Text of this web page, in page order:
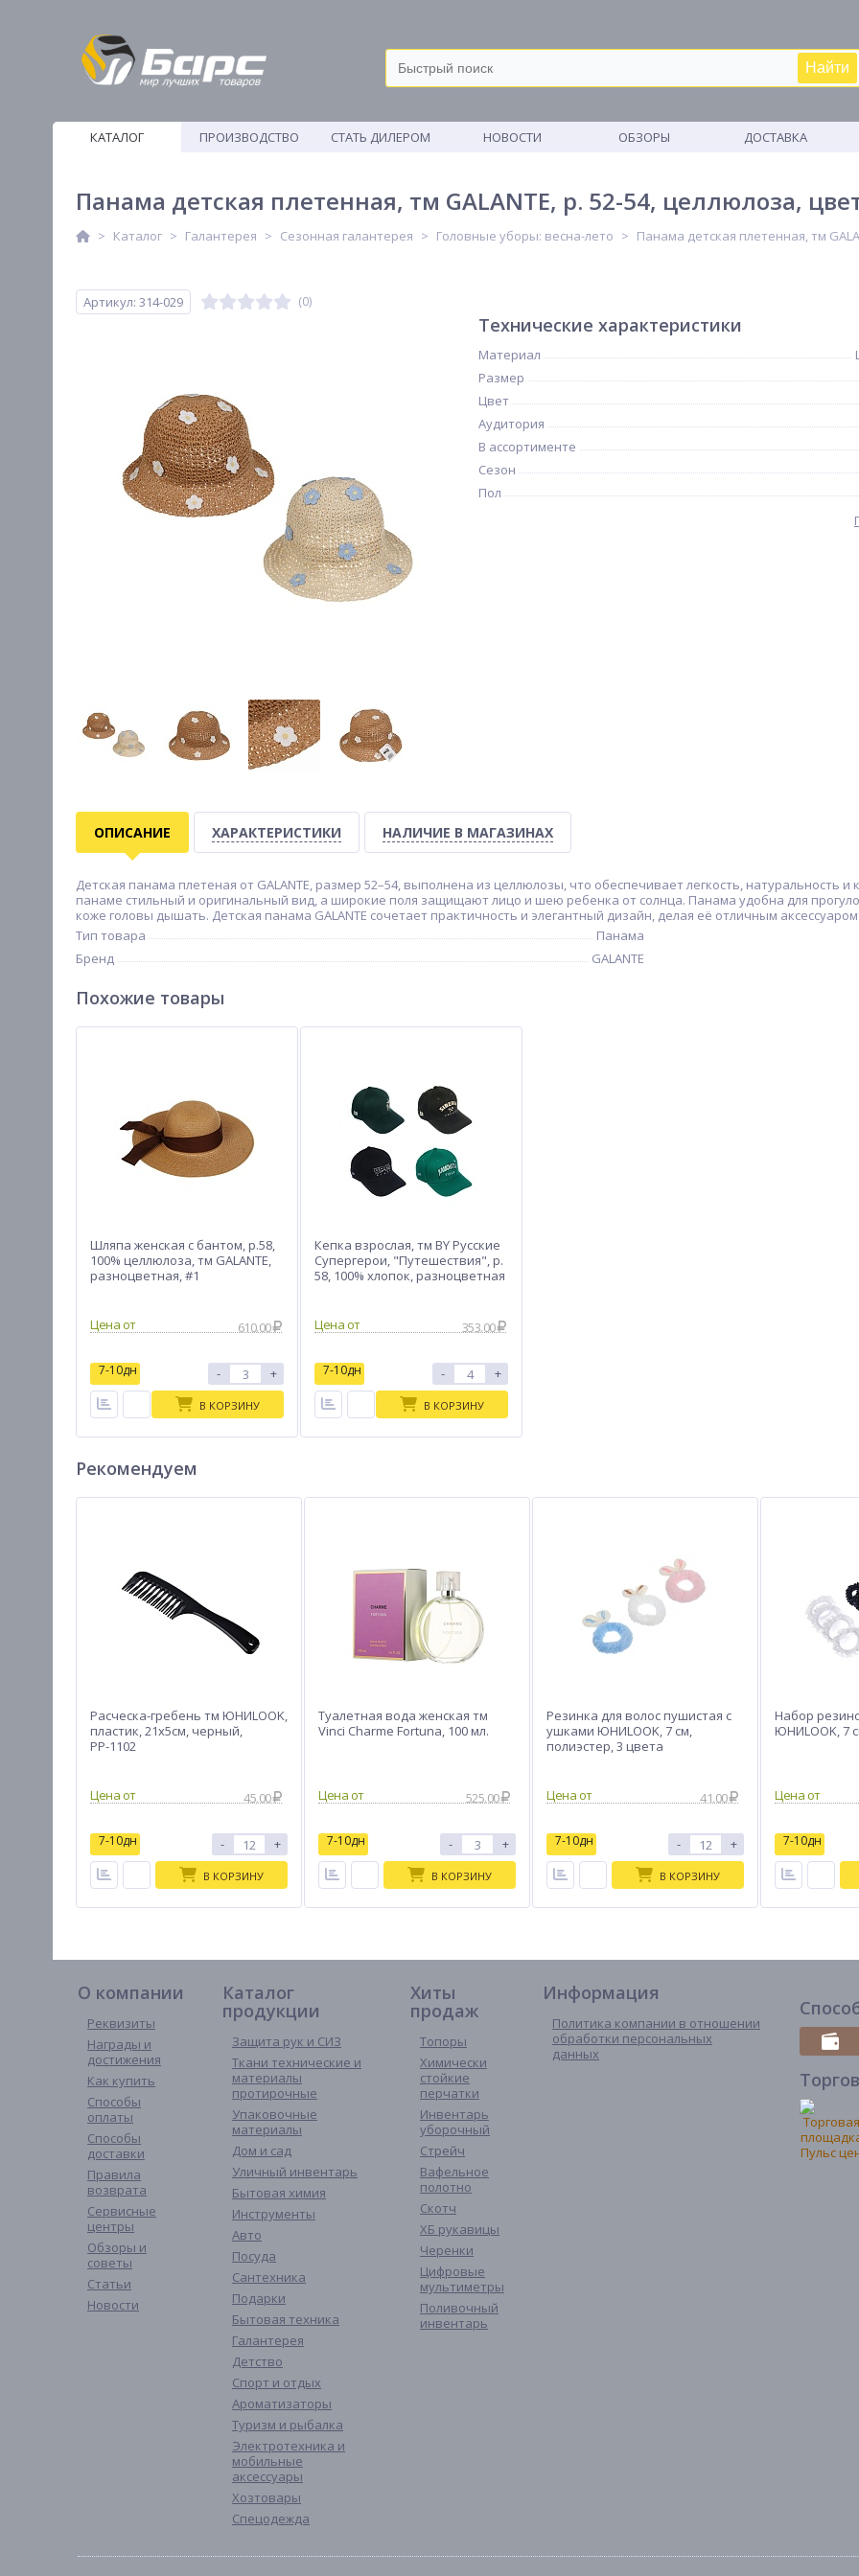
Найти
КАТАЛОГ
ПРОИЗВОДСТВО
СТАТЬ ДИЛЕРОМ НОВОСТИ ОБЗОРЫ ДОСТАВКА
Панама детская плетенная, тм GALANTE, р. 52-54, целлюлоза,
Каталог Галантерея Сезонная галантерея Головные уборы: весна-лето Панама детская плетенная, тм
Артикул: 314-029 (0)
Технические характеристики
Материал
Размер
Цвет
Аудитория
В ассортименте
Сезон
Пол
ОПИСАНИЕ ХАРАКТЕРИСТИКИ НАЛИЧИЕ В МАГАЗИНАХ
Детская панама плетеная от GALANTE, размер 52–54, выполнена из целлюлозы, что обеспечивает легкость, натуральность
панаме стильный и оригинальный вид, а широкие поля защищают лицо и шею ребенка от солнца. Панама удобна для
коже головы дышать. Детская панама GALANTE сочетает практичность и элегантный дизайн, делая её отличным
Тип товара
Панама
Бренд
GALANTE
Похожие товары
Шляпа женская с бантом, р.58,
100% целлюлоза, тм GALANTE,
разноцветная, #1
Цена от 610.00
7-10дн - +
В КОРЗИНУ
Кепка взрослая, тм BY Русские
Супергерои, "Путешествия", р.
58, 100% хлопок, разноцветная
Цена от 353.00
7-10дн - +
В КОРЗИНУ
Рекомендуем
Расческа-гребень тм ЮНИLOOK,
пластик, 21x5см, черный,
РР-1102
45.00
7-10дн - +
В КОРЗИНУ
Туалетная вода женская тм
Vinci Charme Fortuna, 100 мл.
525.00
7-10дн - +
В КОРЗИНУ
Резинка для волос пушистая с
ушками ЮНИLOOK, 7 см,
полиэстер, 3 цвета
41.00
7-10дн - +
В КОРЗИНУ
Набор
ЮНИLOOK, 7
7-10дн
О компании
Реквизиты
Награды и
достижения
Как купить
Способы
оплаты
Способы
доставки
Правила
возврата
Сервисные
центры
Обзоры и
советы
Статьи
Новости
Каталог
продукции
Защита рук и СИЗ
Ткани технические и
материалы
протирочные
Упаковочные
материалы
Дом и сад
Уличный инвентарь
Бытовая химия
Инструменты
Авто
Посуда
Сантехника
Подарки
Бытовая техника
Галантерея
Детство
Спорт и отдых
Ароматизаторы
Туризм и рыбалка
Электротехника и
мобильные
аксессуары
Хозтовары
Спецодежда
Хиты
продаж
Топоры
Химически
стойкие
перчатки
Инвентарь
уборочный
Стрейч
Вафельное
полотно
Скотч
ХБ рукавицы
Черенки
Цифровые
мультиметры
Поливочный
инвентарь
Информация
Политика компании в отношении
обработки персональных
данных